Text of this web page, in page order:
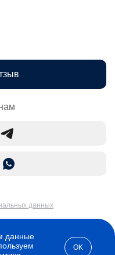
данных
образование в России.
данные
OK